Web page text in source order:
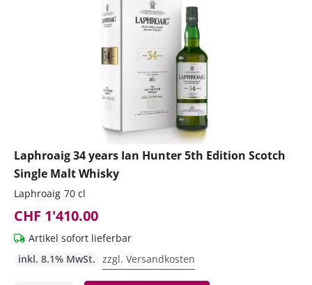
Laphroaig 34 years Ian Hunter 5th Edition Scotch
Single Malt Whisky
Laphroaig 70 cl
CHF 1'410.00
Artikel sofort lieferbar
inkl. 8.1% MwSt. zzgl. Versandkosten